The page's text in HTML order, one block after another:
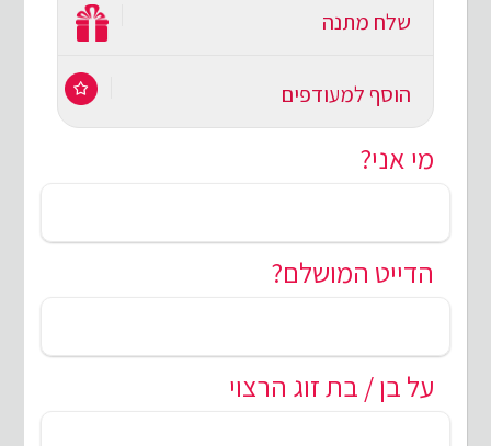
שלח מתנה
הוסף למעודפים
מי אני?
הדייט המושלם?
על בן / בת זוג הרצוי